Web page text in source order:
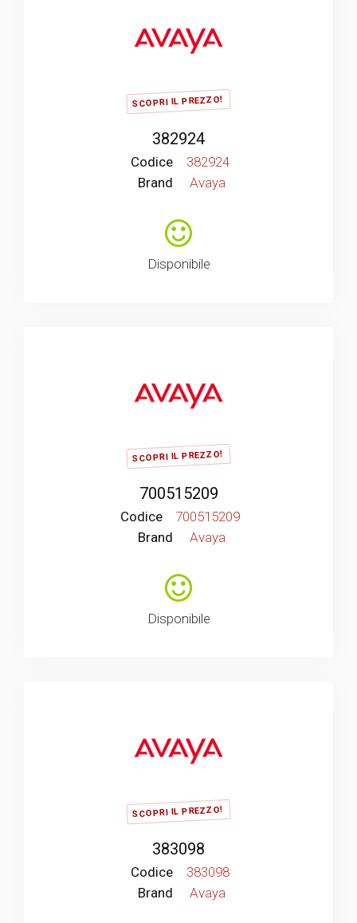
SCOPRI IL PREZZO!
382924
Codice
382924
Brand
Avaya
Disponibile
SCOPRI IL PREZZO!
700515209
Codice
700515209
Brand
Avaya
Disponibile
SCOPRI IL PREZZO!
383098
Codice
383098
Brand
Avaya